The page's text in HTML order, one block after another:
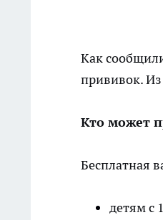
Как
прививок.
Кто может
Бесплатная
детям с